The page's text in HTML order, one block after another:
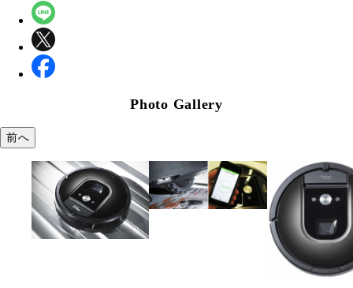
Photo Gallery
前へ